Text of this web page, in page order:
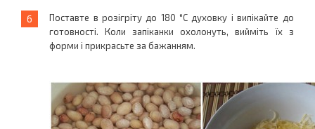
Поставте в розігріту до 180 °C духовку і випікайте до
готовності. Коли запіканки охолонуть, вийміть їх з
форми і прикрасьте за бажанням.